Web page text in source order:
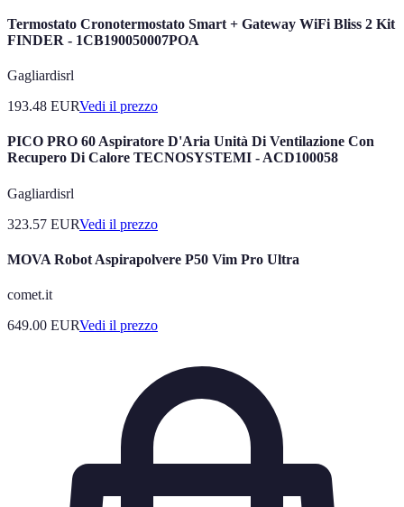
Termostato Cronotermostato Smart + Gateway WiFi Bliss 2 Kit
FINDER - 1CB190050007POA
Gagliardisrl
193.48 EURVedi il prezzo
PICO PRO 60 Aspiratore D'Aria Unità Di Ventilazione Con
Recupero Di Calore TECNOSYSTEMI - ACD100058
Gagliardisrl
323.57 EURVedi il prezzo
MOVA Robot Aspirapolvere P50 Vim Pro Ultra
comet.it
649.00 EURVedi il prezzo